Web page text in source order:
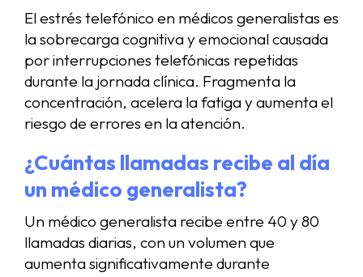
El estrés telefónico en médicos generalistas es
la sobrecarga cognitiva y emocional causada
por interrupciones telefónicas repetidas
durante la jornada clínica. Fragmenta la
concentración, acelera la fatiga y aumenta el
riesgo de errores en la atención.
¿Cuántas llamadas recibe al día
un médico generalista?
Un médico generalista recibe entre 40 y 80
llamadas diarias, con un volumen que
aumenta significativamente durante